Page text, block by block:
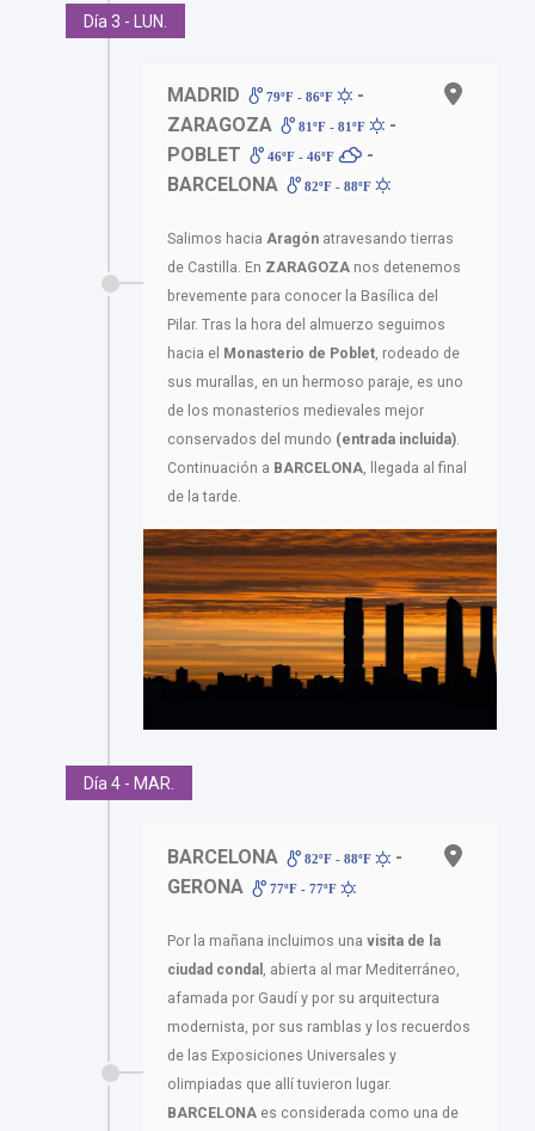
Día 3 - LUN.
MADRID 79ºF - 86ºF
-
ZARAGOZA
81ºF - 81ºF
-
POBLET
46ºF - 46ºF
-
BARCELONA
82ºF - 88ºF
Salimos hacia Aragón atravesando tierras
de Castilla. En ZARAGOZA nos detenemos
brevemente para conocer la Basílica del
Pilar. Tras la hora del almuerzo seguimos
hacia el Monasterio de Poblet , rodeado de
sus murallas, en un hermoso paraje, es uno
de los monasterios medievales mejor
conservados del mundo (entrada incluida)
Continuación a BARCELONA , llegada al final
de la tarde.
Día 4 - MAR.
BARCELONA 82ºF - 88ºF
-
GERONA
77ºF - 77ºF
Por la mañana incluimos una visita de la
ciudad condal
, abierta al mar Mediterráneo,
afamada por Gaudí y por su arquitectura
modernista, por sus ramblas y los recuerdos
de las Exposiciones Universales y
olimpiadas que allí tuvieron lugar.
BARCELONA es considerada como una de